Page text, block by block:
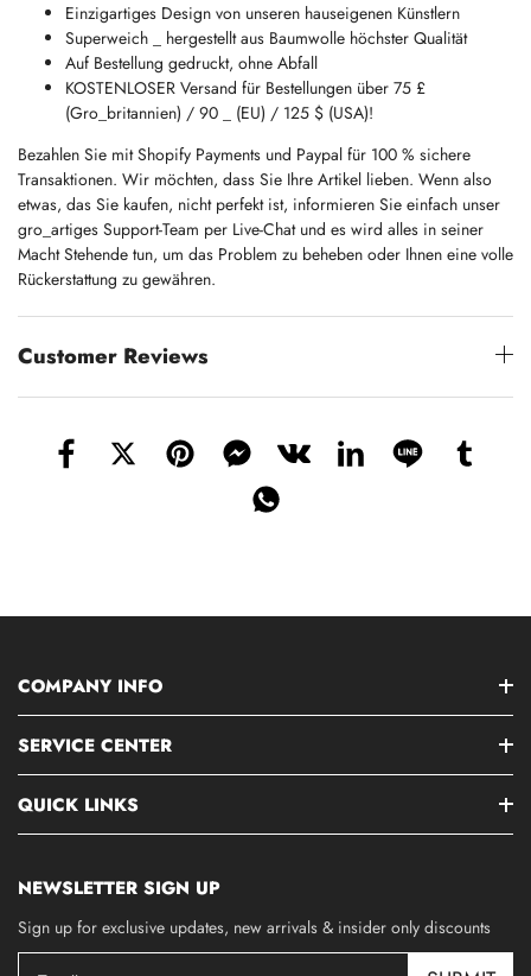
Einzigartiges Design von unseren hauseigenen Künstlern
Superweich _ hergestellt aus Baumwolle höchster Qualität
Auf Bestellung gedruckt, ohne Abfall
KOSTENLOSER Versand für Bestellungen über 75 £
(Gro_britannien) / 90 _ (EU) / 125 $ (USA)!
Bezahlen Sie mit Shopify Payments und Paypal für 100 % sichere
Transaktionen. Wir möchten, dass Sie Ihre Artikel lieben. Wenn also
etwas, das Sie kaufen, nicht perfekt ist, informieren Sie einfach unser
gro_artiges Support-Team per Live-Chat und es wird alles in seiner
Macht Stehende tun, um das Problem zu beheben oder Ihnen eine volle
Rückerstattung zu gewähren.
Customer Reviews
COMPANY INFO
SERVICE CENTER
QUICK LINKS
NEWSLETTER SIGN UP
Sign up for exclusive updates, new arrivals & insider only discounts